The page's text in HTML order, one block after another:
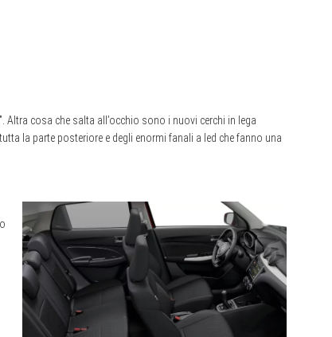
cosa che salta all’occhio sono i nuovi cerchi in lega
la parte posteriore e degli enormi fanali a led che fanno una